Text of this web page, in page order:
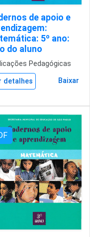
de apoio e
5º ano:
do aluno
Pedagógicas
detalhes Baixar